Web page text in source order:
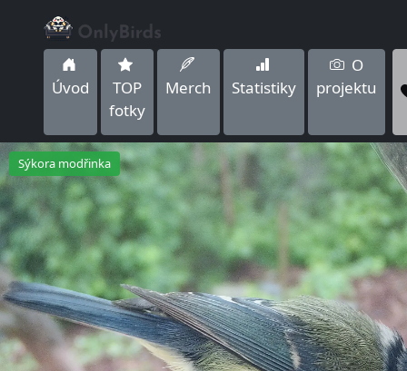
Úvod
TOP
fotky
Merch Statistiky
O
projektu
Sýkora modřinka